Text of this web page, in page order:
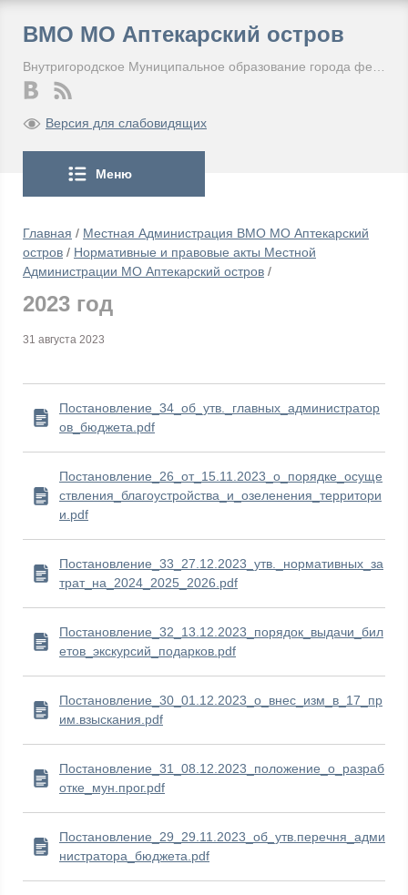
ВМО МО Аптекарский остров
Версия для слабовидящих
Меню
Главная / Местная Администрация ВМО МО Аптекарский
остров / Нормативные и правовые акты Местной
Администрации МО Аптекарский остров /
2023 год
31 августа 2023
Постановление_34_об_утв._главных_администратор
ов_бюджета.pdf
Постановление_26_от_15.11.2023_о_порядке_осуще
ствления_благоустройства_и_озеленения_территори
и.pdf
Постановление_33_27.12.2023_утв._нормативных_за
трат_на_2024_2025_2026.pdf
Постановление_32_13.12.2023_порядок_выдачи_бил
етов_экскурсий_подарков.pdf
Постановление_30_01.12.2023_о_внес_изм_в_17_пр
им.взыскания.pdf
Постановление_31_08.12.2023_положение_о_разраб
отке_мун.прог.pdf
Постановление_29_29.11.2023_об_утв.перечня_адми
нистратора_бюджета.pdf